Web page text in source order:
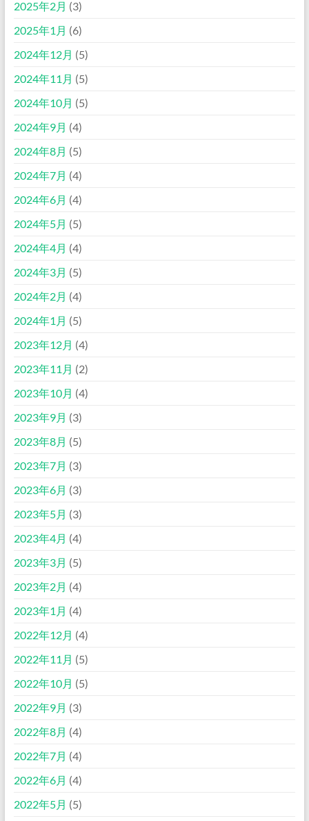
2025年2月 (3)
2025年1月 (6)
2024年12月 (5)
2024年11月 (5)
2024年10月 (5)
2024年9月 (4)
2024年8月 (5)
2024年7月 (4)
2024年6月 (4)
2024年5月 (5)
2024年4月 (4)
2024年3月 (5)
2024年2月 (4)
2024年1月 (5)
2023年12月 (4)
2023年11月 (2)
2023年10月 (4)
2023年9月 (3)
2023年8月 (5)
2023年7月 (3)
2023年6月 (3)
2023年5月 (3)
2023年4月 (4)
2023年3月 (5)
2023年2月 (4)
2023年1月 (4)
2022年12月 (4)
2022年11月 (5)
2022年10月 (5)
2022年9月 (3)
2022年8月 (4)
2022年7月 (4)
2022年6月 (4)
2022年5月 (5)